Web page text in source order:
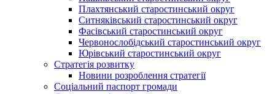
Плахтянський старостинський округ
Ситняківський старостинський округ
Фасівський старостинський округ
Червонослобідський старостинський округ
Юрівський старостинський округ
Стратегія розвитку
Новини розроблення стратегії
Соціальний паспорт громади